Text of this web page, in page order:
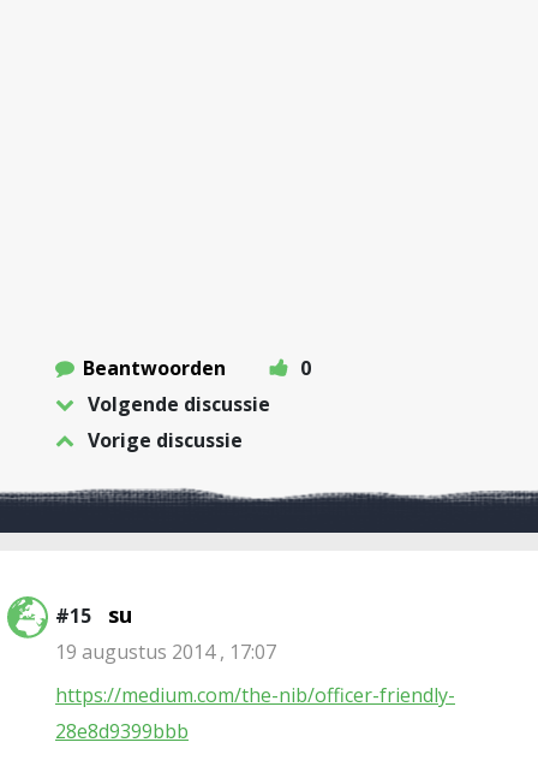
Beantwoorden
0
Volgende discussie
Vorige discussie
#15 su
19 augustus 2014 , 17:07
https://medium.com/the-nib/officer-friendly-
28e8d9399bbb